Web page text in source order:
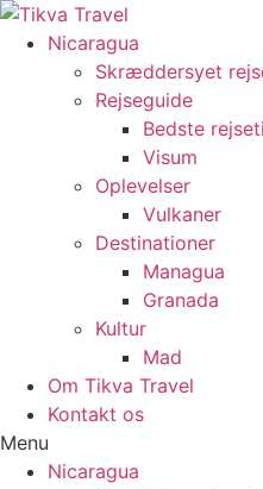
Videre
Nicaragua
Skræddersyet
Rejseguide
Bedste
Visum
Oplevelser
Vulkaner
Destinationer
Managua
Granada
Kultur
Mad
Om Tikva Travel
Kontakt os
Menu
Nicaragua